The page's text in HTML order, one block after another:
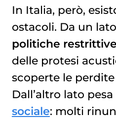
In Italia, però,
ostacoli. Da un
politiche
delle protesi
scoperte le
Dall’altro lato pesa
sociale: molti